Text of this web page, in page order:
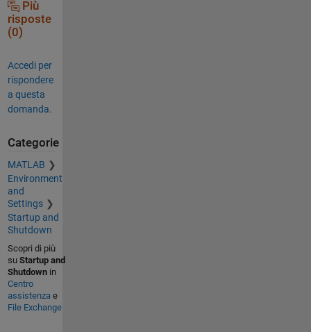
Più
risposte
(0)
Accedi per
rispondere
a questa
domanda.
Categorie
MATLAB
Environment
and
Settings
Startup and
Shutdown
Scopri di più
su Startup and
Shutdownin
Centro
assistenzae
File Exchange